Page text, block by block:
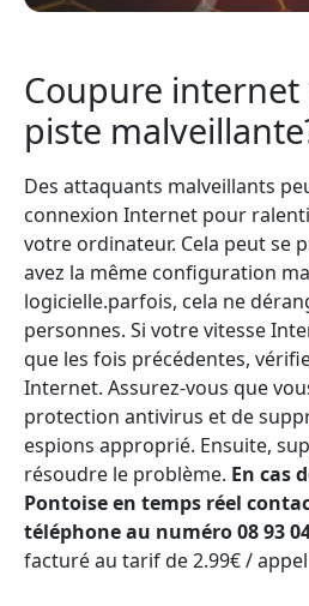
Coupure internet
piste
Des attaquants malveillants
connexion Internet pour
votre ordinateur. Cela peut se
avez la même configuration
logicielle.parfois, cela ne
personnes. Si votre vitesse
que les fois précédentes,
Internet. Assurez-vous que
protection antivirus et de
espions approprié. Ensuite,
résoudre le problème. En cas
Pontoise en temps réel
téléphone au numéro 08 93
facturé au tarif de 2.99€ / appel